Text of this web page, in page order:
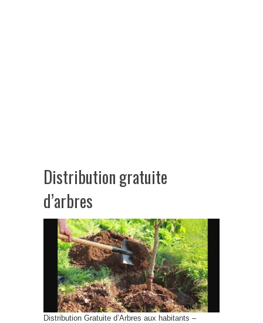
Distribution gratuite
d’arbres
Distribution Gratuite d’Arbres aux habitants –